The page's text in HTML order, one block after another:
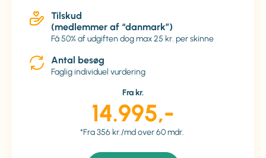
Tilskud
(medlemmer af “danmark”)
Få 50% af udgiften dog max 25 kr. per skinne
Antal besøg
Faglig individuel vurdering
Fra kr.
14.995,-
*Fra 356 kr./md over 60 mdr.